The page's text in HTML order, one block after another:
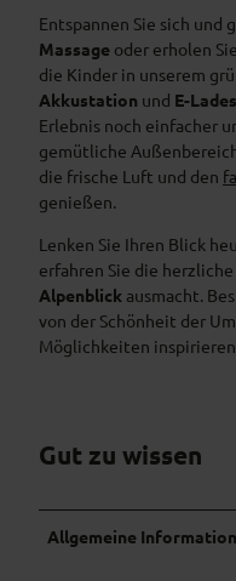
i
c
k
Entspannen Sie sich und
Massage oder erholen
die Kinder in unserem
Akkustation und E-
Erlebnis noch einfacher
gemütliche
die frische Luft und den
genießen.
Lenken Sie Ihren Blick
erfahren Sie die
Alpenblick ausmacht.
von der Schönheit der
Möglichkeiten
Gut zu wissen
Allgemeine